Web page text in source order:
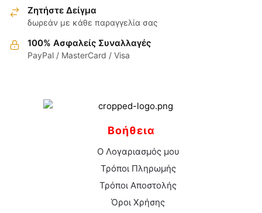
προϊόντος
πολλαπλές
παραλλαγές.
επιλογές
μπορούν
προϊόντος
Ζητήστε Δείγμα
δωρεάν με κάθε παραγγελία σας
100% Ασφαλείς Συναλλαγές
PayPal / MasterCard / Visa
Βοήθεια
Ο Λογαριασμός μου
Τρόποι Πληρωμής
Τρόποι Αποστολής
Όροι Χρήσης